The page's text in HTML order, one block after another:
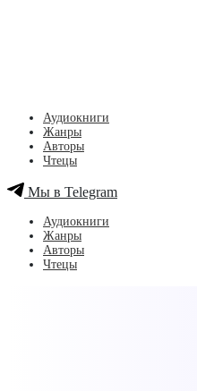
Аудиокниги
Жанры
Авторы
Чтецы
Мы в Telegram
Аудиокниги
Жанры
Авторы
Чтецы